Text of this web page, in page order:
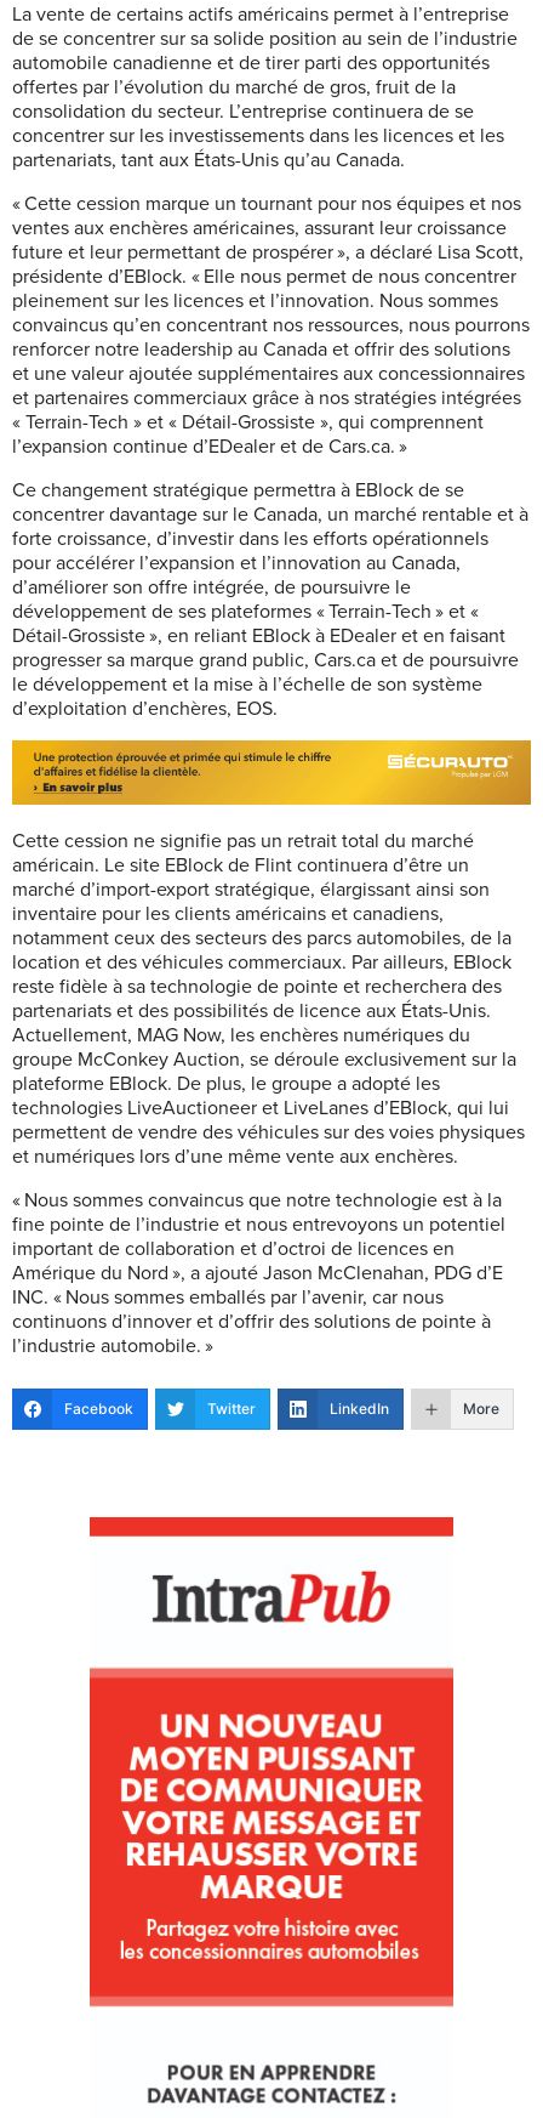
La vente de certains actifs américains permet à l’entreprise
de se concentrer sur sa solide position au sein de l’industrie
automobile canadienne et de tirer parti des opportunités
offertes par l’évolution du marché de gros, fruit de la
consolidation du secteur. L’entreprise continuera de se
concentrer sur les investissements dans les licences et les
partenariats, tant aux États-Unis qu’au Canada.
« Cette cession marque un tournant pour nos équipes et nos
ventes aux enchères américaines, assurant leur croissance
future et leur permettant de prospérer », a déclaré Lisa Scott,
présidente d’EBlock. « Elle nous permet de nous concentrer
pleinement sur les licences et l’innovation. Nous sommes
convaincus qu’en concentrant nos ressources, nous pourrons
renforcer notre leadership au Canada et offrir des solutions
et une valeur ajoutée supplémentaires aux concessionnaires
et partenaires commerciaux grâce à nos stratégies intégrées
« Terrain-Tech » et « Détail-Grossiste », qui comprennent
l’expansion continue d’EDealer et de Cars.ca. »
Ce changement stratégique permettra à EBlock de se
concentrer davantage sur le Canada, un marché rentable et à
forte croissance, d’investir dans les efforts opérationnels
pour accélérer l’expansion et l’innovation au Canada,
d’améliorer son offre intégrée, de poursuivre le
développement de ses plateformes « Terrain-Tech » et «
Détail-Grossiste », en reliant EBlock à EDealer et en faisant
progresser sa marque grand public, Cars.ca et de poursuivre
le développement et la mise à l’échelle de son système
d’exploitation d’enchères, EOS.
Cette cession ne signifie pas un retrait total du marché
américain. Le site EBlock de Flint continuera d’être un
marché d’import-export stratégique, élargissant ainsi son
inventaire pour les clients américains et canadiens,
notamment ceux des secteurs des parcs automobiles, de la
location et des véhicules commerciaux. Par ailleurs, EBlock
reste fidèle à sa technologie de pointe et recherchera des
partenariats et des possibilités de licence aux États-Unis.
Actuellement, MAG Now, les enchères numériques du
groupe McConkey Auction, se déroule exclusivement sur la
plateforme EBlock. De plus, le groupe a adopté les
technologies LiveAuctioneer et LiveLanes d’EBlock, qui lui
permettent de vendre des véhicules sur des voies physiques
et numériques lors d’une même vente aux enchères.
« Nous sommes convaincus que notre technologie est à la
fine pointe de l’industrie et nous entrevoyons un potentiel
important de collaboration et d’octroi de licences en
Amérique du Nord », a ajouté Jason McClenahan, PDG d’E
INC. « Nous sommes emballés par l’avenir, car nous
continuons d’innover et d’offrir des solutions de pointe à
l’industrie automobile. »
Facebook Twitter LinkedIn More